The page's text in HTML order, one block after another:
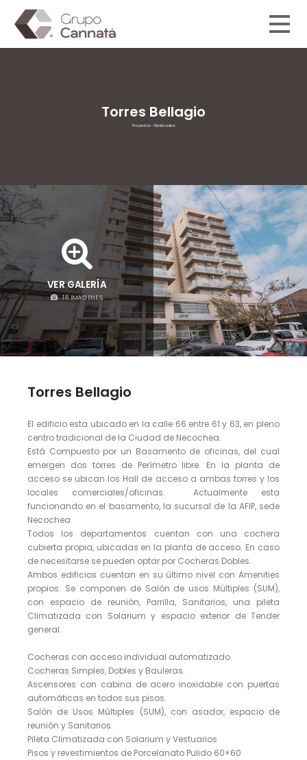
Torres Bellagio
Proyectos -Realizados
VER GALERÍA
18 IMAGENES
Torres Bellagio
El edificio esta ubicado en la calle 66 entre 61 y 63, en pleno
centro tradicional de la Ciudad de Necochea.
Está Compuesto por un Basamento de oficinas, del cual
emergen dos torres de Perímetro libre. En la planta de
acceso se ubican los Hall de acceso a ambas torres y los
locales comerciales/oficinas. Actualmente esta
funcionando en el basamento, la sucursal de la AFIP, sede
Necochea.
Todos los departamentos cuentan con una cochera
cubierta propia, ubicadas en la planta de acceso. En caso
de necesitarse se pueden optar por Cocheras Dobles.
Ambos edificios cuentan en su último nivel con Amenities
propios. Se componen de Salón de usos Múltiples (SUM),
con espacio de reunión, Parrilla, Sanitarios, una pileta
Climatizada con Solarium y espacio exterior de Tender
general.
Cocheras con acceso individual automatizado.
Cocheras Simples, Dobles y Bauleras.
Ascensores con cabina de acero inoxidable con puertas
automáticas en todos sus pisos.
Salón de Usos Múltiples (SUM), con asador, espacio de
reunión y Sanitarios.
Pileta Climatizada con Solarium y Vestuarios
Pisos y revestimientos de Porcelanato Pulido 60×60